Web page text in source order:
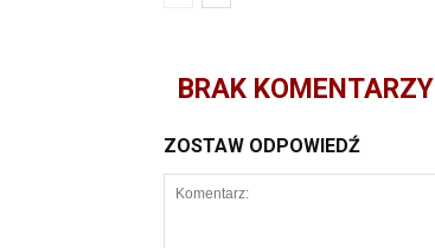
BRAK KOMENTARZY
ZOSTAW ODPOWIEDŹ